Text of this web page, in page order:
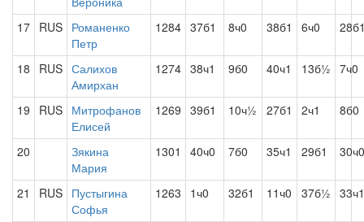
17 RUS Романенко
Петр
1284 37б1 8ч0 38б1 6ч0
18 RUS Салихов
Амирхан
1274 38ч1 9б0 40ч1 13б½ 7ч0
19 RUS Митрофанов
Елисей
1269 39б1 10ч½ 27б1 2ч1 8б0
20
Зякина
Мария
1301 40ч0 7б0 35ч1 29б1 30ч0
21 RUS Пустыгина
Софья
1263 1ч0 32б1 11ч0 37б½ 33ч1